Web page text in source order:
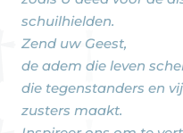
schuilhielden.
Zend uw Geest,
de adem die leven
die tegenstanders en
zusters maakt.